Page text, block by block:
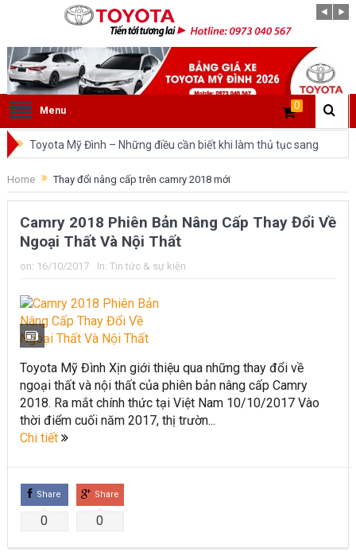
Menu 0
Toyota Mỹ Đình – Những điều cần biết khi làm thủ tục sang
tên ô tô trong cùng tỉnh.
So sánh Toyota Veloz Cross và Toyota Innova: Nên chọn xe
nào?
Đánh giá tổng quan về xe Toyota Veloz Cross 2022 HOT
Những dòng xe của Toyota đang chiếm lĩnh tại thị trường
Việt Nam?
Toyota Việt Nam chính thức ra mắt Toyota Fortuner 2022 và
Land cruiser 2022 phiên bản mới
Toyota Raize phân khúc SUV cỡ nhỏ mới hứa hẹn nhiều đột
“Bật mí” những thay đổi của Toyota Land Cruiser 2021 vừa
được ra mắt tại Việt Nam
Những dòng xe Toyota đang phổ biến nhất trên thị trường
Home Thay đổi nâng cấp trên camry 2018 mới
Camry 2018 Phiên Bản Nâng Cấp Thay Đổi Về
Ngoại Thất Và Nội Thất
on: 16/10/2017 In: Tin tức & sự kiện
Toyota Mỹ Đình Xịn giới thiệu qua những thay đổi về
ngoại thất và nội thất của phiên bản nâng cấp Camry
2018. Ra mắt chính thức tại Việt Nam 10/10/2017 Vào
thời điểm cuối năm 2017, thị trườn...
Chi tiết
Share
0
Share
0